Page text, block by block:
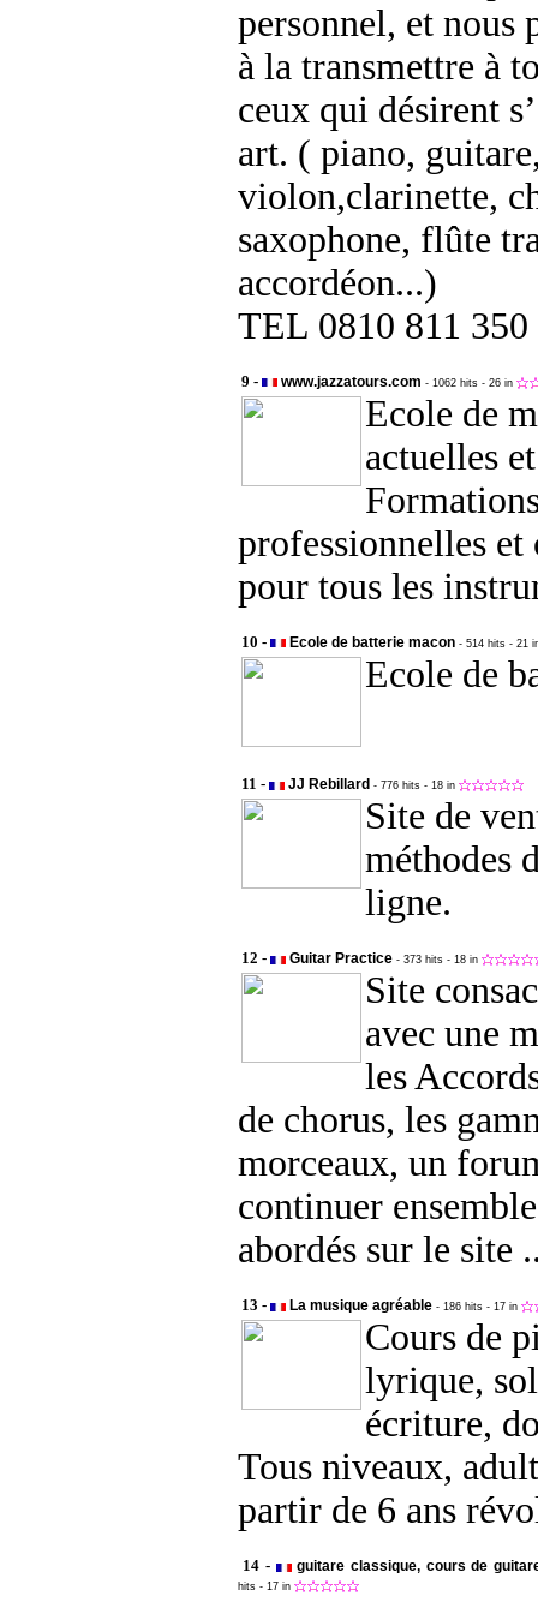
personnel, et nous
à la transmettre à
ceux qui désirent
art. ( piano,
violon,clarinette,
saxophone, flûte
accordéon...)
TEL 0810 811 350
9 - www.jazzatours.com - 1062 hits - 26 in
Ecole de
actuelles
professionnelles
pour tous les
10 - Ecole de batterie macon - 514 hits - 21
Ecole de
11 - JJ Rebillard - 776 hits - 18 in
Site de
méthodes
ligne.
12 - Guitar Practice - 373 hits - 18 in
Site
avec une
les
de chorus, les
morceaux, un
continuer
abordés sur le site
13 - La musique agréable - 186 hits - 17 in
Cours de
lyrique,
écriture,
Tous niveaux,
partir de 6 ans
14 - guitare classique, cours de
hits - 17 in